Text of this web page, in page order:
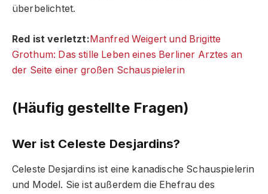
überbelichtet.
Red ist verletzt:Manfred Weigert und Brigitte
Grothum: Das stille Leben eines Berliner Arztes an
der Seite einer großen Schauspielerin
(Häufig gestellte Fragen)
Wer ist Celeste Desjardins?
Celeste Desjardins ist eine kanadische Schauspielerin
und Model. Sie ist außerdem die Ehefrau des